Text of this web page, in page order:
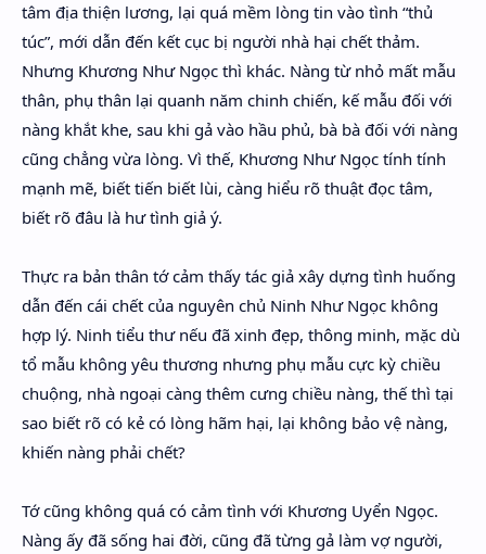
tâm địa thiện lương, lại quá mềm lòng tin vào tình “thủ
túc”, mới dẫn đến kết cục bị người nhà hại chết thảm.
Nhưng Khương Như Ngọc thì khác. Nàng từ nhỏ mất mẫu
thân, phụ thân lại quanh năm chinh chiến, kế mẫu đối với
nàng khắt khe, sau khi gả vào hầu phủ, bà bà đối với nàng
cũng chẳng vừa lòng. Vì thế, Khương Như Ngọc tính tính
mạnh mẽ, biết tiến biết lùi, càng hiểu rõ thuật đọc tâm,
biết rõ đâu là hư tình giả ý.
Thực ra bản thân tớ cảm thấy tác giả xây dựng tình huống
dẫn đến cái chết của nguyên chủ Ninh Như Ngọc không
hợp lý. Ninh tiểu thư nếu đã xinh đẹp, thông minh, mặc dù
tổ mẫu không yêu thương nhưng phụ mẫu cực kỳ chiều
chuộng, nhà ngoại càng thêm cưng chiều nàng, thế thì tại
sao biết rõ có kẻ có lòng hãm hại, lại không bảo vệ nàng,
khiến nàng phải chết?
Tớ cũng không quá có cảm tình với Khương Uyển Ngọc.
Nàng ấy đã sống hai đời, cũng đã từng gả làm vợ người,